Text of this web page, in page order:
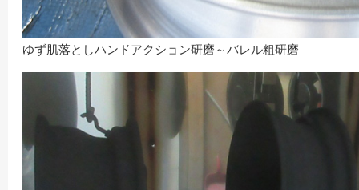
ゆず肌落としハンドアクション研磨～バレル粗研磨